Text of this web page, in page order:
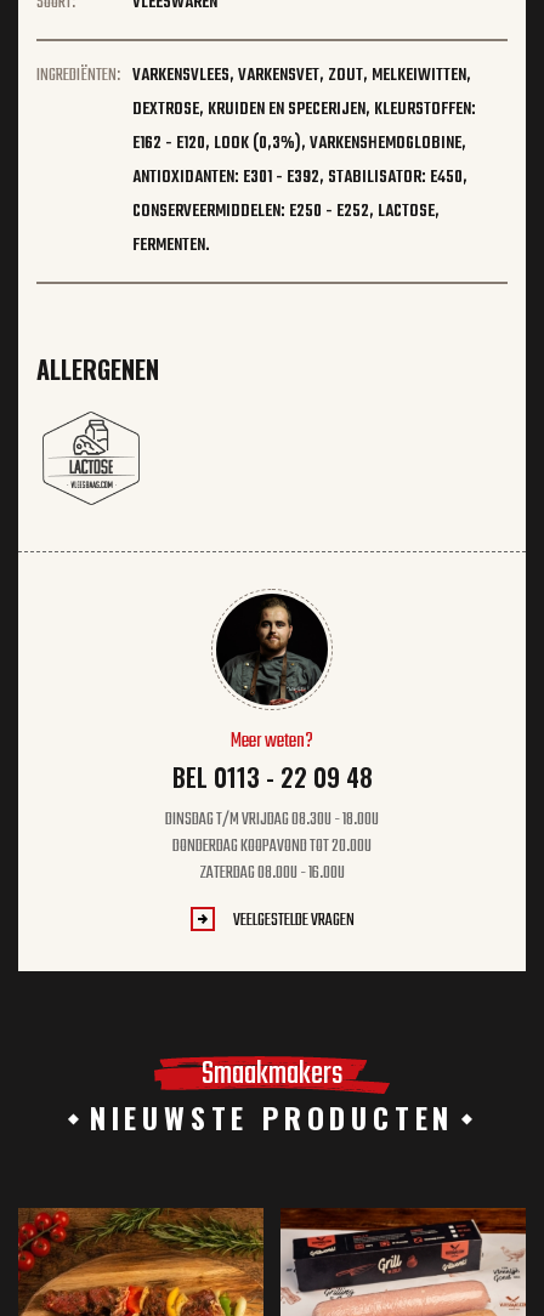
INGREDIËNTEN: VARKENSVLEES, VARKENSVET, ZOUT, MELKEIWITTEN,
DEXTROSE, KRUIDEN EN SPECERIJEN, KLEURSTOFFEN:
E162 - E120, LOOK (0,3%), VARKENSHEMOGLOBINE,
ANTIOXIDANTEN: E301 - E392, STABILISATOR: E450,
CONSERVEERMIDDELEN: E250 - E252, LACTOSE,
FERMENTEN.
ALLERGENEN
Meer weten?
BEL 0113 - 22 09 48
DINSDAG T/M VRIJDAG 08.30U - 18.00U
DONDERDAG KOOPAVOND TOT 20.00U
ZATERDAG 08.00U - 16.00U
VEELGESTELDE VRAGEN
Smaakmakers
NIEUWSTE PRODUCTEN